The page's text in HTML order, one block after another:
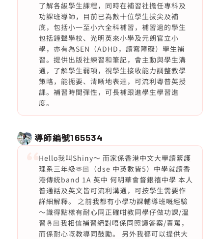
了解各級學生課程，同時在補習社擔任專科及
功課班導師，目前已為數十位學生拔尖及補
底，包括小一至小六全科補習，補習過的學生
包括鐘聲學校、光明英來小學及元朗官立小
學，亦有為SEN（ADHD，讀寫障礙）學生補
習。提供出版社練習和筆記，會主動與學生溝
通，了解學生弱項，視學生接收能力調整教學
策略，能扼要、清晰地表達，可流利粵普英授
課。補習時間彈性，可長補跟進學生學習進
度。
導師編號165534
Hello我叫Shiny～ 而家係香港中文大學讀緊護
理系三年級🫶🏻（dse 中英數皆5）中學就讀香
港傳統band 1A 英中 何明華會督銀禧中學 本人
普通話及英文皆可流利溝通，可按學生需要作
詳細解釋。 之前我都有小學功課輔導班嘅經驗
～識得點樣有耐心同正確咁教同學仔做功課/溫
習🤞🏻我相信補習絕對唔係同照讀答案/責罵，
而係耐心嘅教導同鼓勵。 另外我都可以提供大